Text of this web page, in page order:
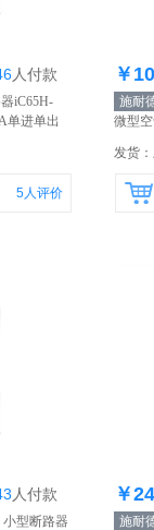
人付款
iC65H-
单进单出
5人评价
￥
施耐
微型
发货
人付款
小型断路器
￥
施耐